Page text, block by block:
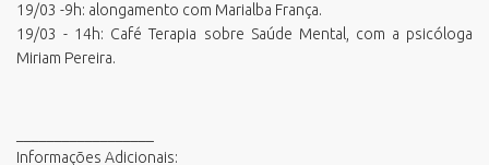
19/03 -9h: alongamento com Marialba França.
19/03 - 14h: Café Terapia sobre Saúde Mental, com a psicóloga
Miriam Pereira.
Informações Adicionais: